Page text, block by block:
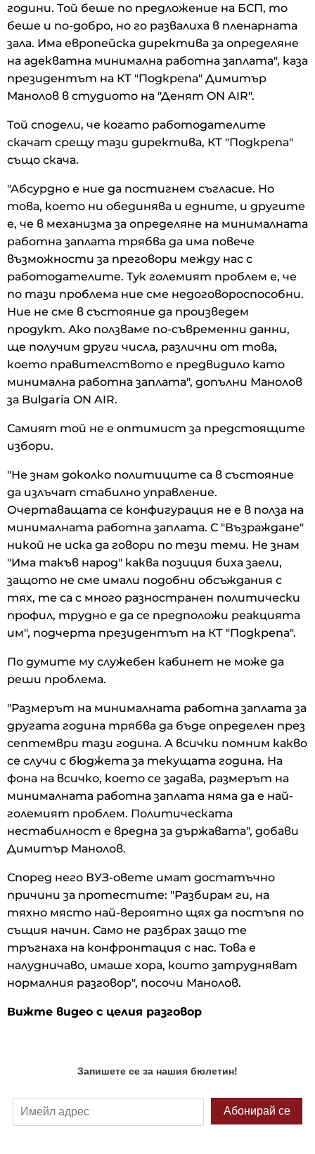
години. Той беше по предложение на БСП, то
беше и по-добро, но го развалиха в пленарната
зала. Има европейска директива за определяне
на адекватна минимална работна заплата", каза
президентът на КТ "Подкрепа" Димитър
Манолов в студиото на "Денят ON AIR".
Той сподели, че когато работодателите
скачат срещу тази директива, КТ "Подкрепа"
също скача.
"Абсурдно е ние да постигнем съгласие. Но
това, което ни обединява и едните, и другите
е, че в механизма за определяне на минималната
работна заплата трябва да има повече
възможности за преговори между нас с
работодателите. Тук големият проблем е, че
по тази проблема ние сме недоговороспособни.
Ние не сме в състояние да произведем
продукт. Ако ползваме по-съвременни данни,
ще получим други числа, различни от това,
което правителството е предвидило като
минимална работна заплата", допълни Манолов
за Bulgaria ON AIR.
Самият той не е оптимист за предстоящите
избори.
"Не знам доколко политиците са в състояние
да излъчат стабилно управление.
Очертаващата се конфигурация не е в полза на
минималната работна заплата. С "Възраждане"
никой не иска да говори по тези теми. Не знам
"Има такъв народ" каква позиция биха заели,
защото не сме имали подобни обсъждания с
тях, те са с много разностранен политически
профил, трудно е да се предположи реакцията
им", подчерта президентът на КТ "Подкрепа".
По думите му служебен кабинет не може да
реши проблема.
"Размерът на минималната работна заплата за
другата година трябва да бъде определен през
септември тази година. А всички помним какво
се случи с бюджета за текущата година. На
фона на всичко, което се задава, размерът на
минималната работна заплата няма да е най-
големият проблем. Политическата
нестабилност е вредна за държавата", добави
Димитър Манолов.
Според него ВУЗ-овете имат достатъчно
причини за протестите: "Разбирам ги, на
тяхно място най-вероятно щях да постъпя по
същия начин. Само не разбрах защо те
тръгнаха на конфронтация с нас. Това е
налудничаво, имаше хора, които затрудняват
нормалния разговор", посочи Манолов.
Вижте видео с целия разговор